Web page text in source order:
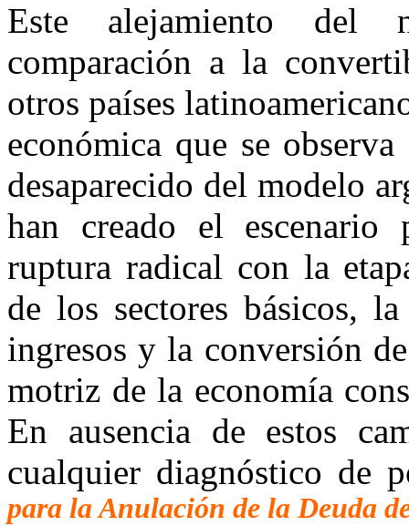
Este alejamiento del
comparación a la
otros países
económica que se
desaparecido del modelo
han creado el escenario
ruptura radical con la
de los sectores básicos,
ingresos y la conversión
motriz de la economía
En ausencia de estos
cualquier diagnóstico
para la Anulación de la Deuda